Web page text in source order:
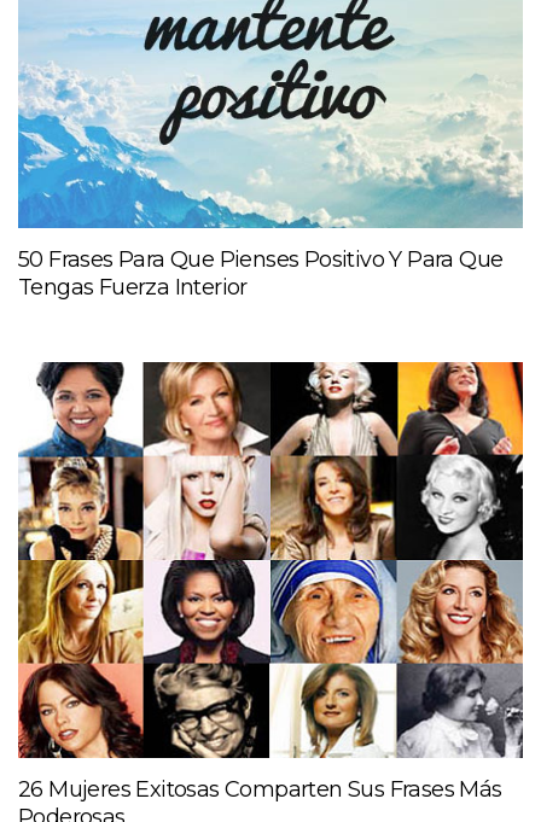
50 Frases Para Que Pienses Positivo Y Para Que
Tengas Fuerza Interior
26 Mujeres Exitosas Comparten Sus Frases Más